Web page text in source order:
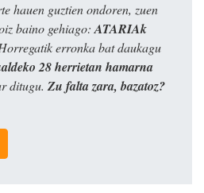
hauen guztien ondoren, zuen
baino gehiago:ATARIAk
erronka bat daukagu
28 herrietan hamarna
ditugu. Zu falta zara, bazatoz?